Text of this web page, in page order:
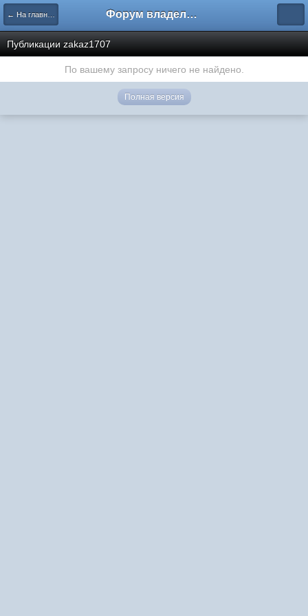
← На главную Форум владельцев интернет-магазинов
Публикации zakaz1707
По вашему запросу ничего не найдено.
Полная версия